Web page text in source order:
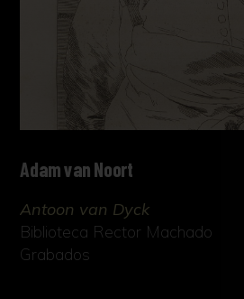
Adam van Noort
Antoon van Dyck
Biblioteca Rector Machado
Grabados